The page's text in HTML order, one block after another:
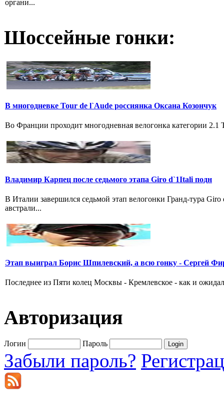
органи...
Шоссейные гонки:
В многодневке Tour de l`Aude россиянка Оксана Козончук
Во Франции проходит многодневная велогонка категории
Владимир Карпец после седьмого этапа Giro d`1Itali подн
В Италии завершился седьмой этап велогонки Гранд-тура
австрали...
Этап выиграл Борис Шпилевский, а всю гонку - Сергей
Последнее из Пяти колец Москвы - Кремлевское - как и
Авторизация
Логин Пароль
Забыли пароль?